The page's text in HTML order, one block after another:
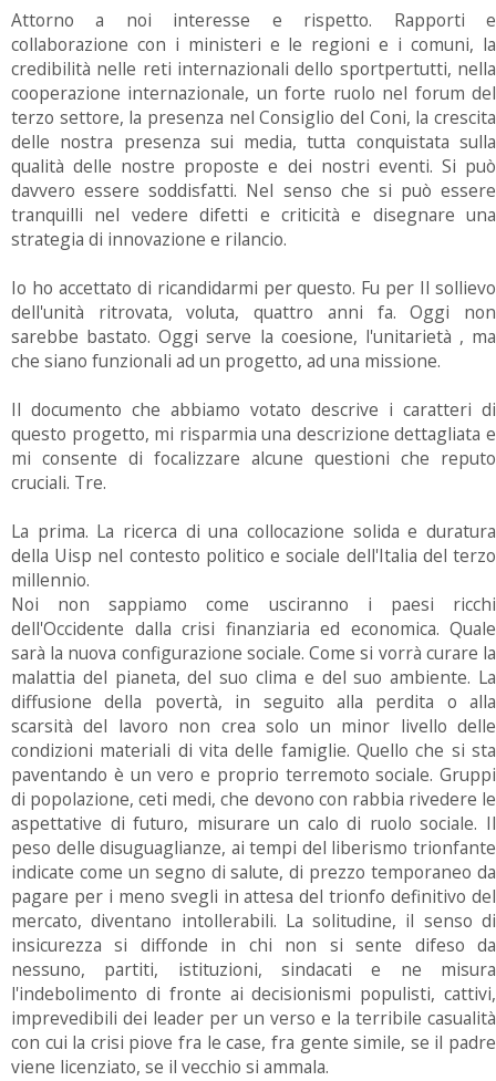
Attorno a noi interesse e rispetto. Rapporti e
collaborazione con i ministeri e le regioni e i comuni, la
credibilità nelle reti internazionali dello sportpertutti, nella
cooperazione internazionale, un forte ruolo nel forum del
terzo settore, la presenza nel Consiglio del Coni, la crescita
delle nostra presenza sui media, tutta conquistata sulla
qualità delle nostre proposte e dei nostri eventi. Si può
davvero essere soddisfatti. Nel senso che si può essere
tranquilli nel vedere difetti e criticità e disegnare una
strategia di innovazione e rilancio.
Io ho accettato di ricandidarmi per questo. Fu per Il sollievo
dell'unità ritrovata, voluta, quattro anni fa. Oggi non
sarebbe bastato. Oggi serve la coesione, l'unitarietà , ma
che siano funzionali ad un progetto, ad una missione.
Il documento che abbiamo votato descrive i caratteri di
questo progetto, mi risparmia una descrizione dettagliata e
mi consente di focalizzare alcune questioni che reputo
cruciali. Tre.
La prima. La ricerca di una collocazione solida e duratura
della Uisp nel contesto politico e sociale dell'Italia del terzo
millennio.
Noi non sappiamo come usciranno i paesi ricchi
dell'Occidente dalla crisi finanziaria ed economica. Quale
sarà la nuova configurazione sociale. Come si vorrà curare la
malattia del pianeta, del suo clima e del suo ambiente. La
diffusione della povertà, in seguito alla perdita o alla
scarsità del lavoro non crea solo un minor livello delle
condizioni materiali di vita delle famiglie. Quello che si sta
paventando è un vero e proprio terremoto sociale. Gruppi
di popolazione, ceti medi, che devono con rabbia rivedere le
aspettative di futuro, misurare un calo di ruolo sociale. Il
peso delle disuguaglianze, ai tempi del liberismo trionfante
indicate come un segno di salute, di prezzo temporaneo da
pagare per i meno svegli in attesa del trionfo definitivo del
mercato, diventano intollerabili. La solitudine, il senso di
insicurezza si diffonde in chi non si sente difeso da
nessuno, partiti, istituzioni, sindacati e ne misura
l'indebolimento di fronte ai decisionismi populisti, cattivi,
imprevedibili dei leader per un verso e la terribile casualità
con cui la crisi piove fra le case, fra gente simile, se il padre
viene licenziato, se il vecchio si ammala.